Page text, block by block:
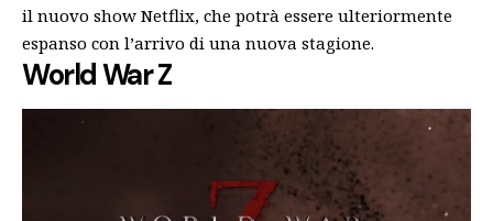
il nuovo show Netflix, che potrà essere ulteriormente
espanso con l’arrivo di una nuova stagione.
World War Z